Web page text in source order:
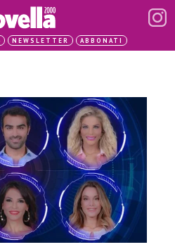
NEWSLETTER ABBONATI